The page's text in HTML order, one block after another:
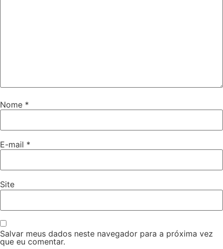
Nome *
E-mail *
Site
Salvar meus dados neste navegador para a próxima vez
que eu comentar.